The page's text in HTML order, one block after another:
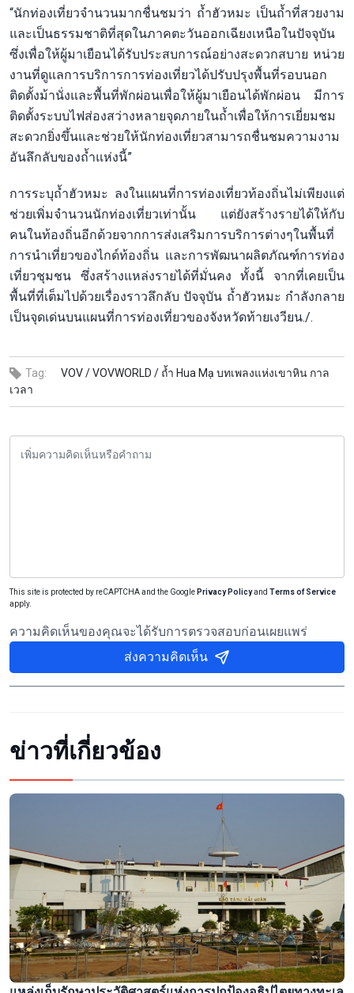
“นักท่องเที่ยวจำนวนมากชื่นชมว่า ถ้ำฮัวหมะ เป็นถ้ำที่สวยงาม
และเป็นธรรมชาติที่สุดในภาคตะวันออกเฉียงเหนือในปัจจุบัน
ซึ่งเพื่อให้ผู้มาเยือนได้รับประสบการณ์อย่างสะดวกสบาย หน่วย
งานที่ดูแลการบริการการท่องเที่ยวได้ปรับปรุงพื้นที่รอบนอก
ติดตั้งม้านั่งและพื้นที่พักผ่อนเพื่อให้ผู้มาเยือนได้พักผ่อน มีการ
ติดตั้งระบบไฟส่องสว่างหลายจุดภายในถ้ำเพื่อให้การเยี่ยมชม
สะดวกยิ่งขึ้นและช่วยให้นักท่องเที่ยวสามารถชื่นชมความงาม
อันลึกลับของถ้ำแห่งนี้”
การระบุถ้ำฮัวหมะ ลงในแผนที่การท่องเที่ยวท้องถิ่นไม่เพียงแต่
ช่วยเพิ่มจำนวนนักท่องเที่ยวเท่านั้น แต่ยังสร้างรายได้ให้กับ
คนในท้องถิ่นอีกด้วยจากการส่งเสริมการบริการต่างๆในพื้นที่
การนำเที่ยวของไกด์ท้องถิ่น และการพัฒนาผลิตภัณฑ์การท่อง
เที่ยวชุมชน ซึ่งสร้างแหล่งรายได้ที่มั่นคง ทั้งนี้ จากที่เคยเป็น
พื้นที่ที่เต็มไปด้วยเรื่องราวลึกลับ ปัจจุบัน ถ้ำฮัวหมะ กำลังกลาย
เป็นจุดเด่นบนแผนที่การท่องเที่ยวของจังหวัดท้ายเงวียน./.
Tag: VOV /VOVWORLD / ถ้ำ Hua Mạ บทเพลงแห่งเขาหิน กาล
เวลา
This site is protected by reCAPTCHA and the Google Privacy Policyand Terms of Service
apply.
ความคิดเห็นของคุณจะได้รับการตรวจสอบก่อนเผยแพร่
ส่งความคิดเห็น
ข่าวที่เกี่ยวข้อง